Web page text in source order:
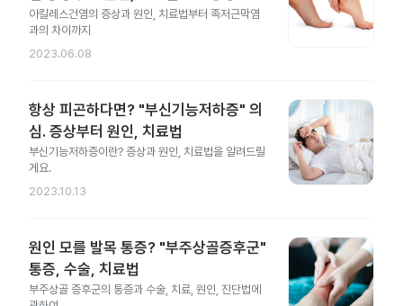
아킬레스건염의 증상과 원인, 치료법부터 족저근막염
과의 차이까지
2023.06.08
항상 피곤하다면? "부신기능저하증" 의
심. 증상부터 원인, 치료법
부신기능저하증이란? 증상과 원인, 치료법을 알려드릴
게요.
2023.10.13
원인 모를 발목 통증? "부주상골증후군"
통증, 수술, 치료법
부주상골 증후군의 통증과 수술, 치료, 원인, 진단법에